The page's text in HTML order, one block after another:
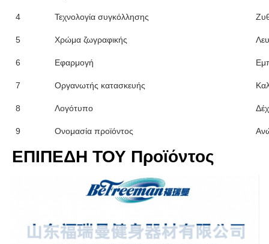
4 Τεχνολογία συγκόλλησης
5 Χρώμα ζωγραφικής
6 Εφαρμογή
7 Οργανωτής κατασκευής
8 Λογότυπο
9 Ονομασία προϊόντος
ΕΠΙΠΕΔΗ ΤΟΥ Προϊόντος